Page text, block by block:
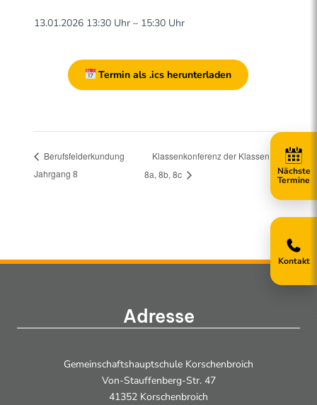
13.01.2026 13:30 Uhr – 15:30 Uhr
Termin als .ics herunterladen
Berufsfelderkundung
Jahrgang 8
Klassenkonferenz der Klassen
8a, 8b, 8c
Adresse
Gemeinschaftshauptschule Korschenbroich
Von-Stauffenberg-Str. 47
41352 Korschenbroich
Kontakt